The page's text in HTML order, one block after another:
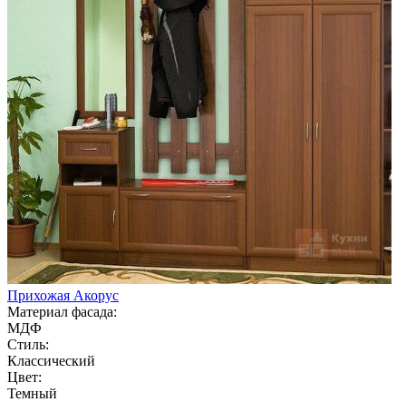
Прихожая Акорус
Материал фасада:
МДФ
Стиль:
Классический
Цвет:
Темный